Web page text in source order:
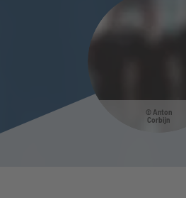
Anton
Corbijn